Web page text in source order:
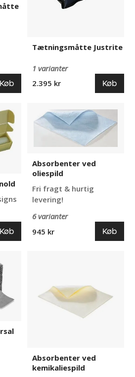
Køb
Tætningsmåtte Justrite
1 varianter
2.395 kr
Køb
Køb
Absorbenter
ved
oliespild
Absorbenter ved
oliespild
Fri fragt & hurtig
levering!
6 varianter
945 kr
Køb
Absorbenter ved
kemikaliespild